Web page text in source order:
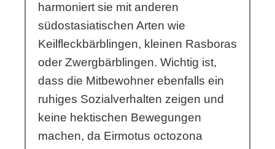
harmoniert sie mit anderen
südostasiatischen Arten wie
Keilfleckbärblingen, kleinen Rasboras
oder Zwergbärblingen. Wichtig ist,
dass die Mitbewohner ebenfalls ein
ruhiges Sozialverhalten zeigen und
keine hektischen Bewegungen
machen, da Eirmotus octozona